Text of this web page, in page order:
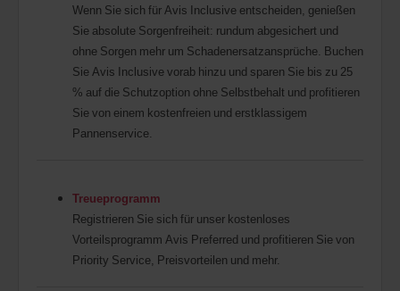
Wenn Sie sich für Avis Inclusive entscheiden, genießen
Sie absolute Sorgenfreiheit: rundum abgesichert und
ohne Sorgen mehr um Schadenersatzansprüche. Buchen
Sie Avis Inclusive vorab hinzu und sparen Sie bis zu 25
% auf die Schutzoption ohne Selbstbehalt und profitieren
Sie von einem kostenfreien und erstklassigem
Pannenservice.
Treueprogramm
Registrieren Sie sich für unser kostenloses
Vorteilsprogramm Avis Preferred und profitieren Sie von
Priority Service, Preisvorteilen und mehr.